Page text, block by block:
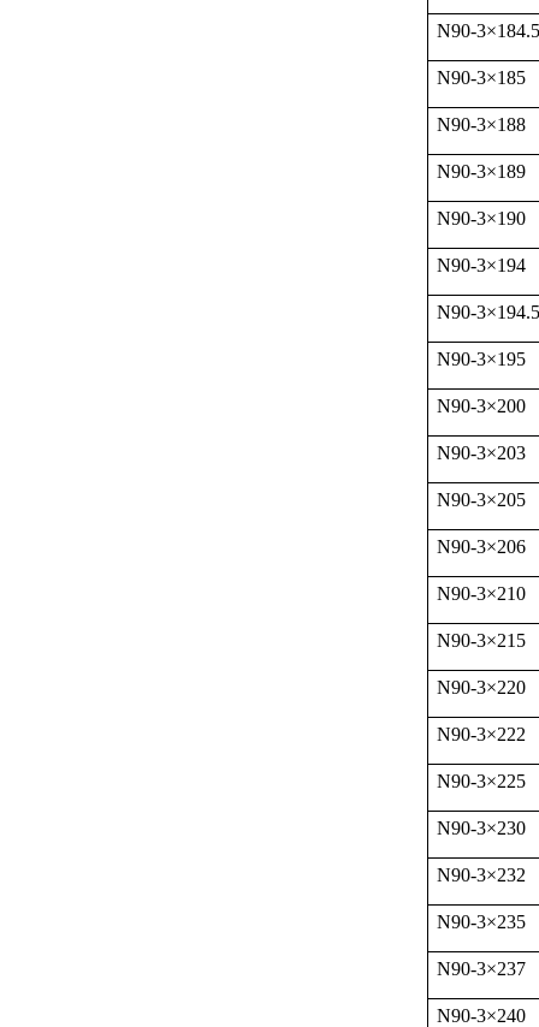
N90-3×184.5
N90-3×185
N90-3×188
N90-3×189
N90-3×190
N90-3×194
N90-3×194.5
N90-3×195
N90-3×200
N90-3×203
N90-3×205
N90-3×206
N90-3×210
N90-3×215
N90-3×220
N90-3×222
N90-3×225
N90-3×230
N90-3×232
N90-3×235
N90-3×237
N90-3×240